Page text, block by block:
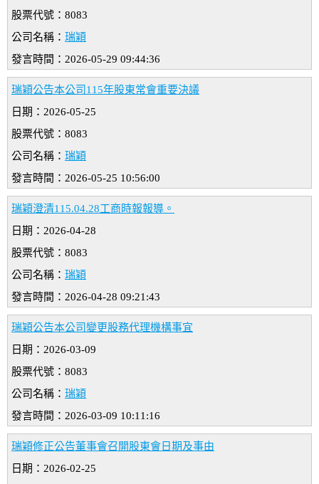
股票代號：8083
公司名稱： 瑞穎
發言時間：2026-05-29 09:44:36
瑞穎公告本公司115年股東常會重要決議
日期：2026-05-25
股票代號：8083
公司名稱： 瑞穎
發言時間：2026-05-25 10:56:00
瑞穎澄清115.04.28工商時報報導。
日期：2026-04-28
股票代號：8083
公司名稱： 瑞穎
發言時間：2026-04-28 09:21:43
瑞穎公告本公司變更股務代理機構事宜
日期：2026-03-09
股票代號：8083
公司名稱： 瑞穎
發言時間：2026-03-09 10:11:16
瑞穎修正公告董事會召開股東會日期及事由
日期：2026-02-25